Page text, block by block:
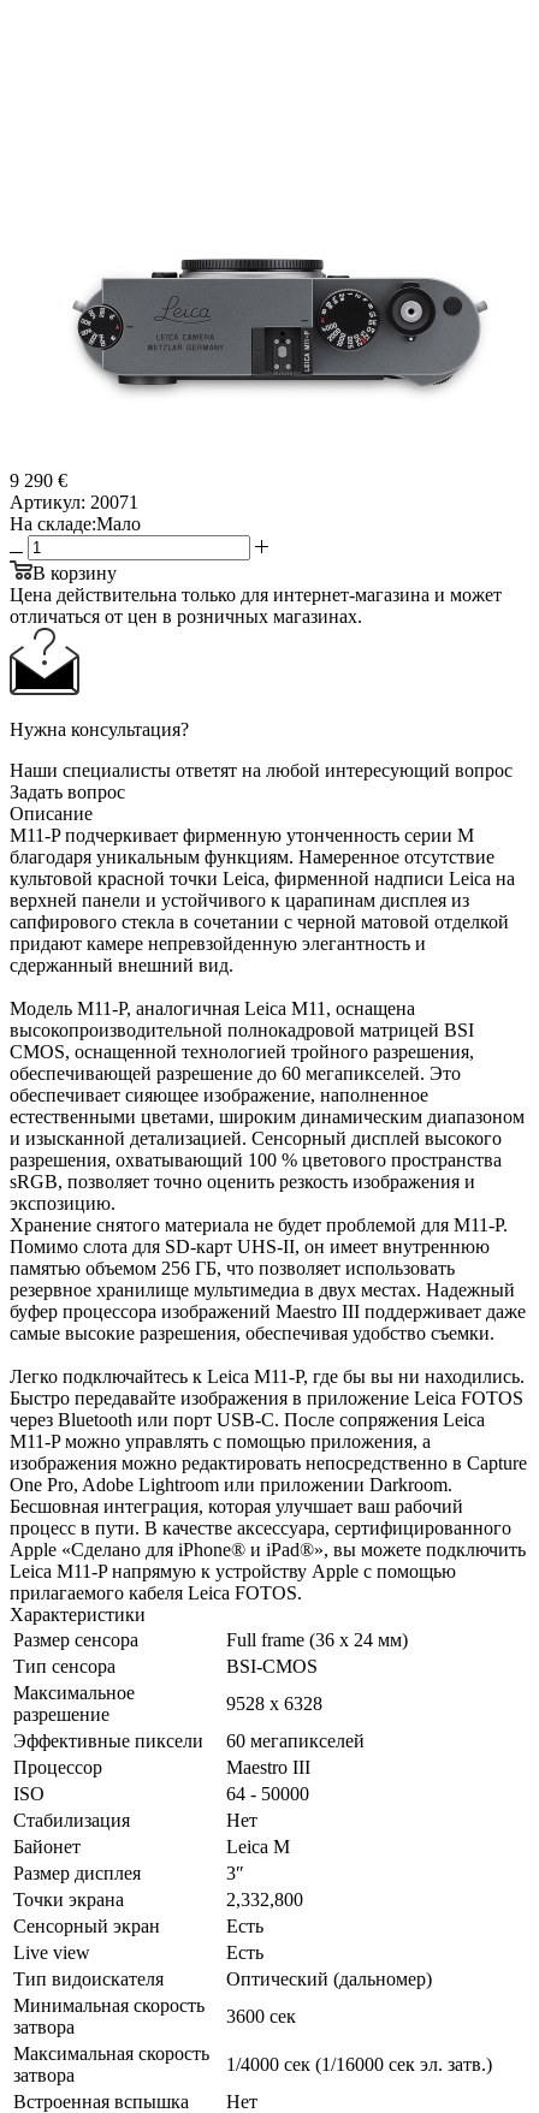
9 290 €
Артикул: 20071
На складе:Мало
В корзину
Цена действительна только для интернет-магазина и может
отличаться от цен в розничных магазинах.
Нужна консультация?
Наши специалисты ответят на любой интересующий вопрос
Задать вопрос
Описание
M11-P подчеркивает фирменную утонченность серии M
благодаря уникальным функциям. Намеренное отсутствие
культовой красной точки Leica, фирменной надписи Leica на
верхней панели и устойчивого к царапинам дисплея из
сапфирового стекла в сочетании с черной матовой отделкой
придают камере непревзойденную элегантность и
сдержанный внешний вид.
Модель M11-P, аналогичная Leica M11, оснащена
высокопроизводительной полнокадровой матрицей BSI
CMOS, оснащенной технологией тройного разрешения,
обеспечивающей разрешение до 60 мегапикселей. Это
обеспечивает сияющее изображение, наполненное
естественными цветами, широким динамическим диапазоном
и изысканной детализацией. Сенсорный дисплей высокого
разрешения, охватывающий 100 % цветового пространства
sRGB, позволяет точно оценить резкость изображения и
экспозицию.
Хранение снятого материала не будет проблемой для M11-P.
Помимо слота для SD-карт UHS-II, он имеет внутреннюю
памятью объемом 256 ГБ, что позволяет использовать
резервное хранилище мультимедиа в двух местах. Надежный
буфер процессора изображений Maestro III поддерживает даже
самые высокие разрешения, обеспечивая удобство съемки.
Легко подключайтесь к Leica M11-P, где бы вы ни находились.
Быстро передавайте изображения в приложение Leica FOTOS
через Bluetooth или порт USB-C. После сопряжения Leica
M11-P можно управлять с помощью приложения, а
изображения можно редактировать непосредственно в Capture
One Pro, Adobe Lightroom или приложении Darkroom.
Бесшовная интеграция, которая улучшает ваш рабочий
процесс в пути. В качестве аксессуара, сертифицированного
Apple «Сделано для iPhone® и iPad®», вы можете подключить
Leica M11-P напрямую к устройству Apple с помощью
прилагаемого кабеля Leica FOTOS.
Характеристики
Размер сенсора
Full frame (36 x 24 мм)
Тип сенсора
BSI-CMOS
Максимальное
разрешение
9528 x 6328
Эффективные пиксели
60 мегапикселей
Процессор
Maestro III
ISO
64 - 50000
Стабилизация
Нет
Байонет
Leica M
Размер дисплея
3″
Точки экрана
2,332,800
Сенсорный экран
Есть
Live view
Есть
Тип видоискателя
Оптический (дальномер)
Минимальная скорость
затвора
3600 сек
Максимальная скорость
затвора
1/4000 сек (1/16000 сек эл. затв.)
Встроенная вспышка
Нет